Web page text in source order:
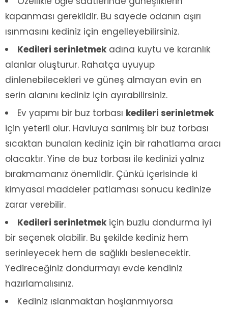
kapanması gereklidir. Bu sayede odanın aşırı
ısınmasını kediniz için engelleyebilirsiniz.
Kedileri serinletmek adına kuytu ve karanlık
alanlar oluşturur. Rahatça uyuyup
dinlenebilecekleri ve güneş almayan evin en
serin alanını kediniz için ayırabilirsiniz.
Ev yapımı bir buz torbası kedileri serinletmek
için yeterli olur. Havluya sarılmış bir buz torbası
sıcaktan bunalan kediniz için bir rahatlama aracı
olacaktır. Yine de buz torbası ile kedinizi yalnız
bırakmamanız önemlidir. Çünkü içerisinde ki
kimyasal maddeler patlaması sonucu kedinize
zarar verebilir.
Kedileri serinletmek için buzlu dondurma iyi
bir seçenek olabilir. Bu şekilde kediniz hem
serinleyecek hem de sağlıklı beslenecektir.
Yedireceğiniz dondurmayı evde kendiniz
hazırlamalısınız.
Kediniz ıslanmaktan hoşlanmıyorsa